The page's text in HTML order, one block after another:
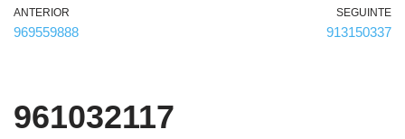
ANTERIOR
969559888
SEGUINTE
913150337
961032117